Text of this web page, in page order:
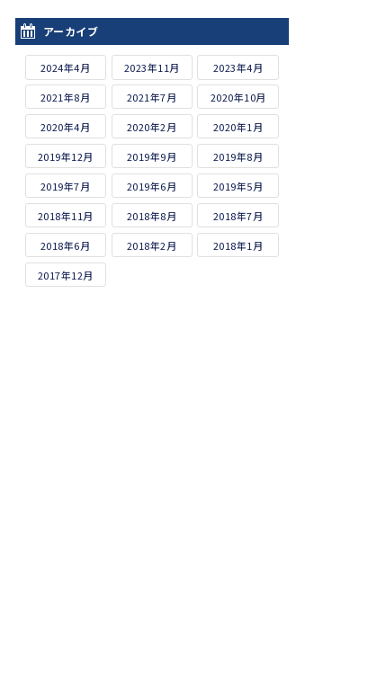
アーカイブ
2024年4月 2023年11月 2023年4月
2021年8月 2021年7月 2020年10月
2020年4月 2020年2月 2020年1月
2019年12月 2019年9月 2019年8月
2019年7月 2019年6月 2019年5月
2018年11月 2018年8月 2018年7月
2018年6月 2018年2月 2018年1月
2017年12月